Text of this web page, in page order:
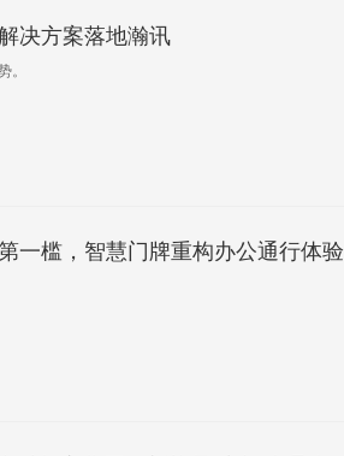
决方案落地瀚讯
。
一槛，智慧门牌重构办公通行体验